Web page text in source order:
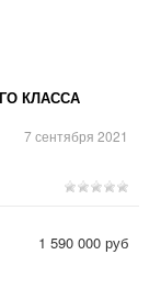
КЛАССА
7 сентября 2021
1 590 000 руб